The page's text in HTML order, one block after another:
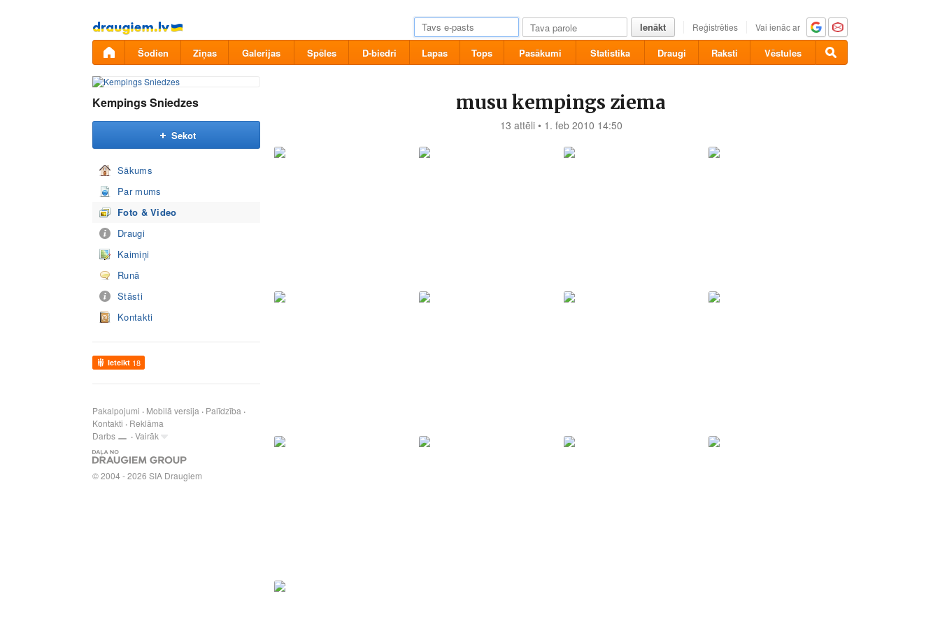
Pāriet
uz
saturu
Ienākt Reģistrēties Vai ienāc ar
Šodien Ziņas Galerijas Spēles D-biedri Lapas Tops Pasākumi Statistika Draugi Raksti Vēstules
Kempings Sniedzes
Sekot
Sākums
Par mums
Foto & Video
Draugi
Kaimiņi
Runā
Stāsti
Kontakti
Ieteikt 18
Pakalpojumi Mobilā versija
Palīdzība
Kontakti
Reklāma
Darbs
Vairāk
© 2004 - 2026 SIA Draugiem
musu kempings ziema
13 attēli • 1. feb 2010 14:50